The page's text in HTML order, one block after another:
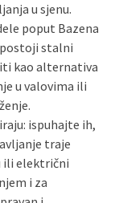
u sjenu.
poput Bazena
postoji stalni
kao alternativa
u valovima ili
ispuhajte ih,
traje
ili električni
i za